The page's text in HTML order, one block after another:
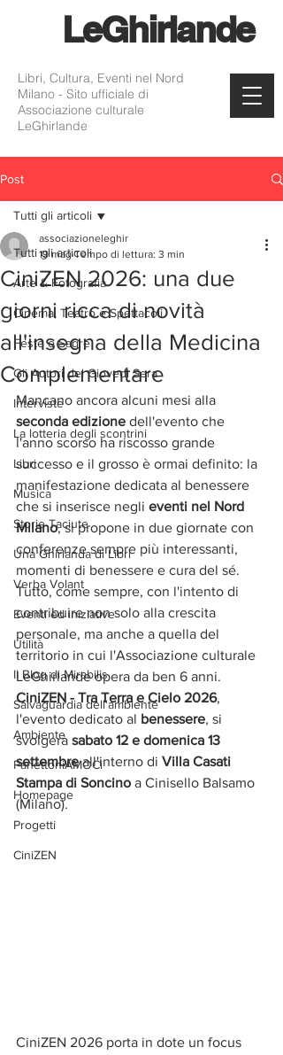
LeGhirlande
Libri, Cultura, Eventi nel Nord
Milano - Sito ufficiale di
Associazione culturale
LeGhirlande
Post
Tutti gli articoli
Arte & Fotografia
Cinema, Teatro e Spettacoli
Feste e Sagre
Gli Autori del Giovedì Sera
Interviste
La lotteria degli scontrini
Libri
Musica
Storie Taciute
Una Ghirlanda di Libri
Verba Volant
Eventi ed iniziative
Utilità
Il Blog di Mirabilis
Salvaguardia dell'ambiente
Ambiente
PanettoniAMOCi
Homepage
Progetti
CiniZEN
Tutti gli articoli
CiniZEN 2026: una due
giorni ricca di novità
all'insegna della Medicina
Complementare
associazioneleghir
19 mag Tempo di lettura: 3 min
Mancano ancora alcuni mesi alla
seconda edizione dell'evento che
l'anno scorso ha riscosso grande
successo e il grosso è ormai definito: la
manifestazione dedicata al benessere
che si inserisce negli eventi nel Nord
Milano, si propone in due giornate con
conferenze sempre più interessanti,
momenti di benessere e cura del sé.
Tutto, come sempre, con l'intento di
contribuire non solo alla crescita
personale, ma anche a quella del
territorio in cui l'Associazione culturale
LeGhirlande opera da ben 6 anni.
CiniZEN - Tra Terra e Cielo 2026,
l'evento dedicato al benessere, si
svolgerà sabato 12 e domenica 13
settembre all'interno di Villa Casati
Stampa di Soncino a Cinisello Balsamo
(Milano).
CiniZEN 2026 porta in dote un focus